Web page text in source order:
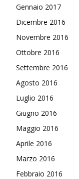
Gennaio 2017
Dicembre 2016
Novembre 2016
Ottobre 2016
Settembre 2016
Agosto 2016
Luglio 2016
Giugno 2016
Maggio 2016
Aprile 2016
Marzo 2016
Febbraio 2016